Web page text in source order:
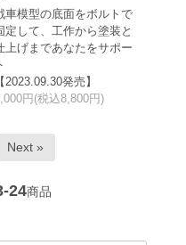
車模型の底面をボルトで
定して、工作から塗装と
上げまであなたをサポー
【2023.09.30発売】
円(税込8,800円)
Next »
24商品